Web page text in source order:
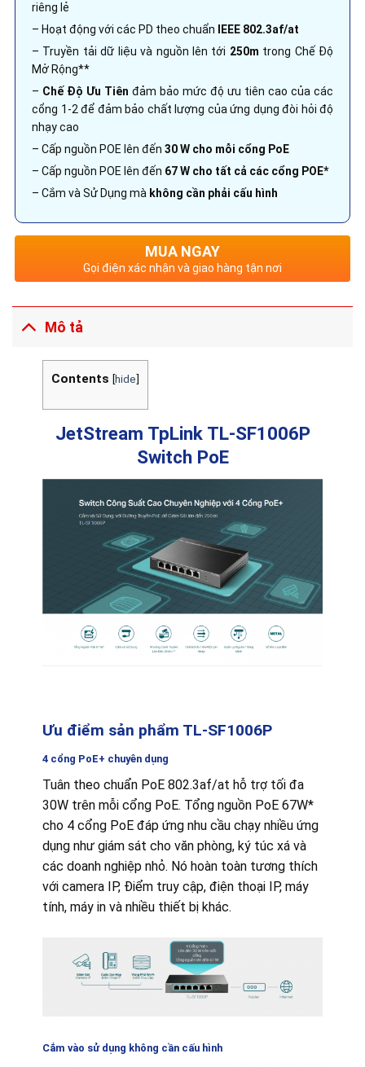
riêng lẻ
– Hoạt động với các PD theo chuẩn
IEEE 802.3af/at
– Truyền tải dữ liệu và nguồn lên tới 250m trong Chế Độ
Mở Rộng**
– Chế Độ Ưu Tiên đảm bảo mức độ ưu tiên cao của các
cổng 1-2 để đảm bảo chất lượng của ứng dụng đòi hỏi độ
nhạy cao
– Cấp nguồn POE lên đến 30 W cho mỗi cổng PoE
– Cấp nguồn POE lên đến 67 W cho tất cả các cổng POE*
– Cắm và Sử Dụng mà không cần phải cấu hình
MUA NGAY
Gọi điện xác nhận và giao hàng tận nơi
Mô tả
Contents [hide]
JetStream TpLink TL-SF1006P
Switch PoE
Ưu điểm sản phẩm TL-SF1006P
4 cổng PoE+ chuyên dụng
Tuân theo chuẩn PoE 802.3af/at hỗ trợ tối đa
30W trên mỗi cổng PoE. Tổng nguồn PoE 67W*
cho 4 cổng PoE đáp ứng nhu cầu chạy nhiều ứng
dụng như giám sát cho văn phòng, ký túc xá và
các doanh nghiệp nhỏ. Nó hoàn toàn tương thích
với camera IP, Điểm truy cập, điện thoại IP, máy
tính, máy in và nhiều thiết bị khác.
Cắm vào sử dụng không cần cấu hình